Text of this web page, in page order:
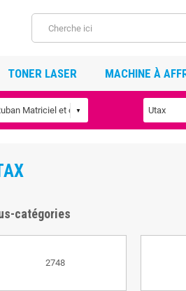
TONER LASER MACHINE À
catégories
2748